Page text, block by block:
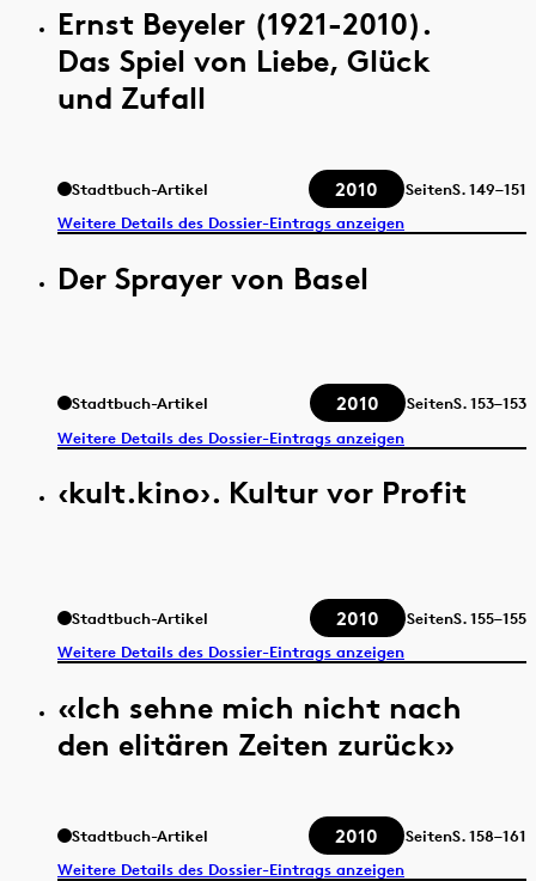
Ernst Beyeler (1921-2010).
Das Spiel von Liebe, Glück
und Zufall
Stadtbuch-Artikel 2010 SeitenS.149–151
Weitere Details des Dossier-Eintrags anzeigen
Der Sprayer von Basel
Stadtbuch-Artikel 2010 SeitenS.153–153
Weitere Details des Dossier-Eintrags anzeigen
‹kult.kino›. Kultur vor Profit
Stadtbuch-Artikel 2010 SeitenS.155–155
Weitere Details des Dossier-Eintrags anzeigen
«Ich sehne mich nicht nach
den elitären Zeiten zurück»
Stadtbuch-Artikel 2010 SeitenS.158–161
Weitere Details des Dossier-Eintrags anzeigen